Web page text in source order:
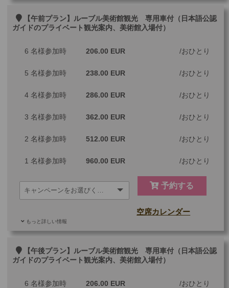
その他【午前プラン】ルーブル美術館観光 専用車付（日本語公認
ガイドのプライベート観光案内、美術館入場付）
6 名様参加時 206.00 EUR おひとり
5 名様参加時 238.00 EUR おひとり
4 名様参加時 286.00 EUR おひとり
3 名様参加時 362.00 EUR おひとり
2 名様参加時 512.00 EUR おひとり
1 名様参加時 960.00 EUR おひとり
予約する
もっと詳しい情報
空席カレンダー
その他【午後プラン】ルーブル美術館観光 専用車付（日本語公認
ガイドのプライベート観光案内、美術館入場付）
6 名様参加時 206.00 EUR おひとり